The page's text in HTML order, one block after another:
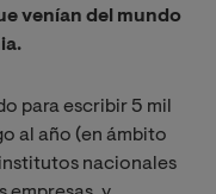
venían del mundo
para escribir 5 mil
al año (en ámbito
nacionales